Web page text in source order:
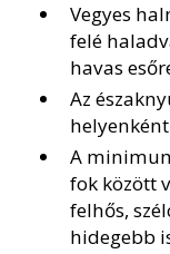
Vegyes
felé
havas
Az
A
fok között
felhős,
hidegebb